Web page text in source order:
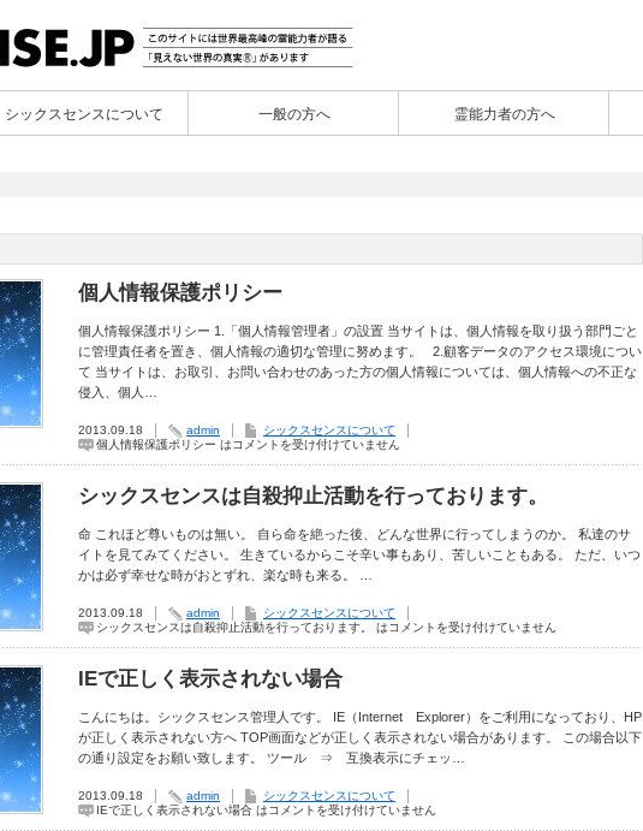
シックスセンスについて 一般の方へ 霊能力者の方へ
個人情報保護ポリシー
個人情報保護ポリシー 1.「個人情報管理者」の設置 当サイトは、個人情報を取り扱う部門ごと
に管理責任者を置き、個人情報の適切な管理に努めます。 2.顧客データのアクセス環境につい
て 当サイトは、お取引、お問い合わせのあった方の個人情報については、個人情報への不正な
侵入、個人…
2013.09.18 admin
シックスセンスについて
個人情報保護ポリシー はコメントを受け付けていません
シックスセンスは自殺抑止活動を行っております。
命 これほど尊いものは無い。 自ら命を絶った後、どんな世界に行ってしまうのか。 私達のサ
イトを見てみてください。 生きているからこそ辛い事もあり、苦しいこともある。 ただ、いつ
かは必ず幸せな時がおとずれ、楽な時も来る。 …
2013.09.18 admin
シックスセンスについて
シックスセンスは自殺抑止活動を行っております。 はコメントを受け付けていません
IEで正しく表示されない場合
こんにちは。シックスセンス管理人です。 IE（Internet Explorer）をご利用になっており、HP
が正しく表示されない方へ TOP画面などが正しく表示されない場合があります。 この場合以下
の通り設定をお願い致します。 ツール ⇒ 互換表示にチェッ…
2013.09.18 admin
シックスセンスについて
IEで正しく表示されない場合 はコメントを受け付けていません